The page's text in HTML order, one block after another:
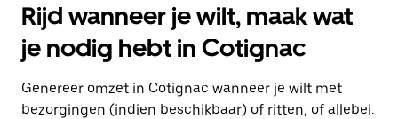
Rijd wanneer je wilt, maak wat
je nodig hebt in Cotignac
Genereer omzet in Cotignac wanneer je wilt met
bezorgingen (indien beschikbaar) of ritten, of allebei.